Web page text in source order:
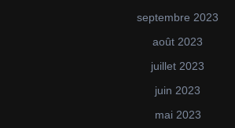
septembre 2023
août 2023
juillet 2023
juin 2023
mai 2023